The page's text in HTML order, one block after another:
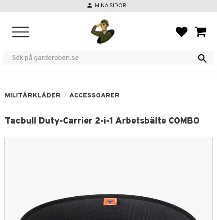
person MINA SIDOR
MILITÄRKLÄDER ACCESSOARER
Tacbull Duty-Carrier 2-i-1 Arbetsbälte COMBO